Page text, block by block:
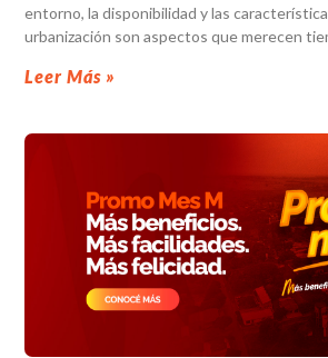
entorno, la disponibilidad y las
urbanización son aspectos que merecen
Leer Más »